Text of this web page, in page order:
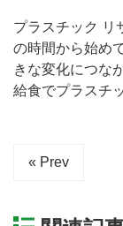
プラスチック リ
の時間から始め
きな変化につな
給食でプラスチ
« Prev